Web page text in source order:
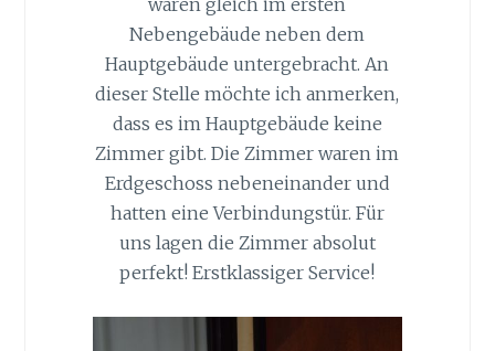
waren gleich im ersten
Nebengebäude neben dem
Hauptgebäude untergebracht. An
dieser Stelle möchte ich anmerken,
dass es im Hauptgebäude keine
Zimmer gibt. Die Zimmer waren im
Erdgeschoss nebeneinander und
hatten eine Verbindungstür. Für
uns lagen die Zimmer absolut
perfekt! Erstklassiger Service!